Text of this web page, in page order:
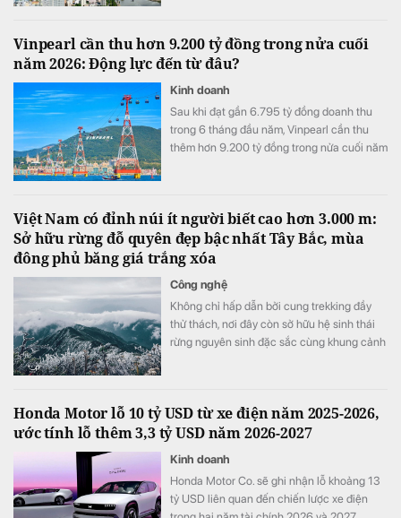
Vinpearl cần thu hơn 9.200 tỷ đồng trong nửa cuối
năm 2026: Động lực đến từ đâu?
Kinh doanh
Sau khi đạt gần 6.795 tỷ đồng doanh thu
trong 6 tháng đầu năm, Vinpearl cần thu
thêm hơn 9.200 tỷ đồng trong nửa cuối năm
Việt Nam có đỉnh núi ít người biết cao hơn 3.000 m:
Sở hữu rừng đỗ quyên đẹp bậc nhất Tây Bắc, mùa
đông phủ băng giá trắng xóa
Công nghệ
Không chỉ hấp dẫn bởi cung trekking đầy
thử thách, nơi đây còn sở hữu hệ sinh thái
rừng nguyên sinh đặc sắc cùng khung cảnh
Honda Motor lỗ 10 tỷ USD từ xe điện năm 2025-2026,
ước tính lỗ thêm 3,3 tỷ USD năm 2026-2027
Kinh doanh
Honda Motor Co. sẽ ghi nhận lỗ khoảng 13
tỷ USD liên quan đến chiến lược xe điện